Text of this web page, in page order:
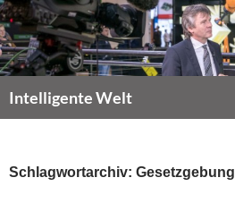
Zum
Inhalt
springen
Intelligente Welt
Schlagwortarchiv: Gesetzgebung